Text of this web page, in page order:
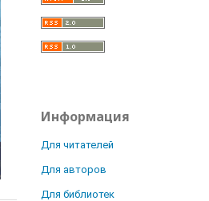
Информация
Для читателей
Для авторов
Для библиотек